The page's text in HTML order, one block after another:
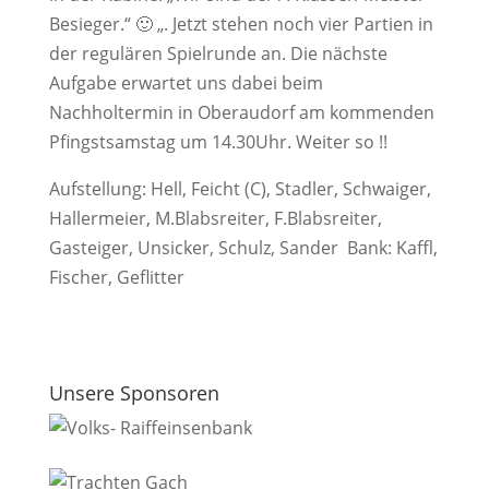
Besieger.“ 🙂 „. Jetzt stehen noch vier Partien in
der regulären Spielrunde an. Die nächste
Aufgabe erwartet uns dabei beim
Nachholtermin in Oberaudorf am kommenden
Pfingstsamstag um 14.30Uhr. Weiter so !!
Aufstellung: Hell, Feicht (C), Stadler, Schwaiger,
Hallermeier, M.Blabsreiter, F.Blabsreiter,
Gasteiger, Unsicker, Schulz, Sander Bank: Kaffl,
Fischer, Geflitter
Unsere Sponsoren